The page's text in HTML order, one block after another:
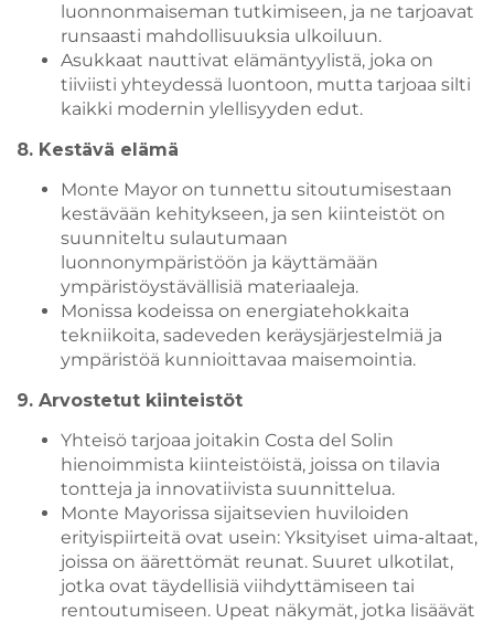
luonnonmaiseman tutkimiseen, ja ne tarjoavat
runsaasti mahdollisuuksia ulkoiluun.
Asukkaat nauttivat elämäntyylistä, joka on
tiiviisti yhteydessä luontoon, mutta tarjoaa silti
kaikki modernin ylellisyyden edut.
8. Kestävä elämä
Monte Mayor on tunnettu sitoutumisestaan
kestävään kehitykseen, ja sen kiinteistöt on
suunniteltu sulautumaan
luonnonympäristöön ja käyttämään
ympäristöystävällisiä materiaaleja.
Monissa kodeissa on energiatehokkaita
tekniikoita, sadeveden keräysjärjestelmiä ja
ympäristöä kunnioittavaa maisemointia.
9. Arvostetut kiinteistöt
Yhteisö tarjoaa joitakin Costa del Solin
hienoimmista kiinteistöistä, joissa on tilavia
tontteja ja innovatiivista suunnittelua.
Monte Mayorissa sijaitsevien huviloiden
erityispiirteitä ovat usein: Yksityiset uima-altaat,
joissa on äärettömät reunat. Suuret ulkotilat,
jotka ovat täydellisiä viihdyttämiseen tai
rentoutumiseen. Upeat näkymät, jotka lisäävät